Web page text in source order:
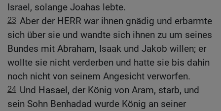
Israel, solange Joahas lebte.
23 Aber der HERR war ihnen gnädig und erbarmte
sich über sie und wandte sich ihnen zu um seines
Bundes mit Abraham, Isaak und Jakob willen; er
wollte sie nicht verderben und hatte sie bis dahin
noch nicht von seinem Angesicht verworfen.
24 Und Hasael, der König von Aram, starb, und
sein Sohn Benhadad wurde König an seiner